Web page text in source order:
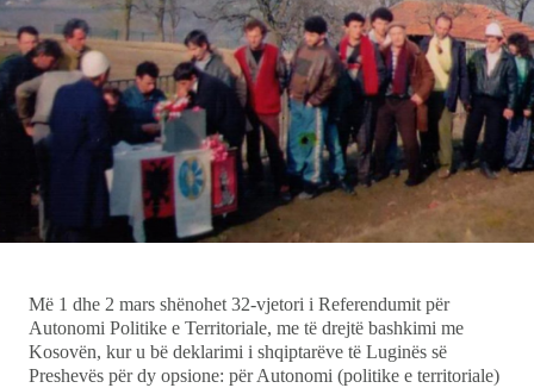
Showbiz
Ekonomi
Teknologji
Udhëtime
Më 1 dhe 2 mars shënohet 32-vjetori i Referendumit për
Autonomi Politike e Territoriale, me të drejtë bashkimi me
Kosovën, kur u bë deklarimi i shqiptarëve të Luginës së
Preshevës për dy opsione: për Autonomi (politike e territoriale)